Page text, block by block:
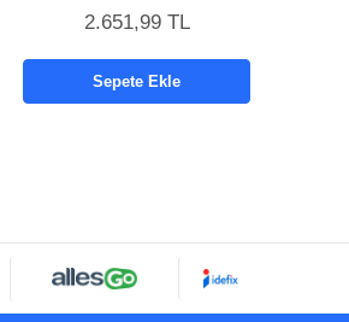
2.651,99 TL
Sepete Ekle